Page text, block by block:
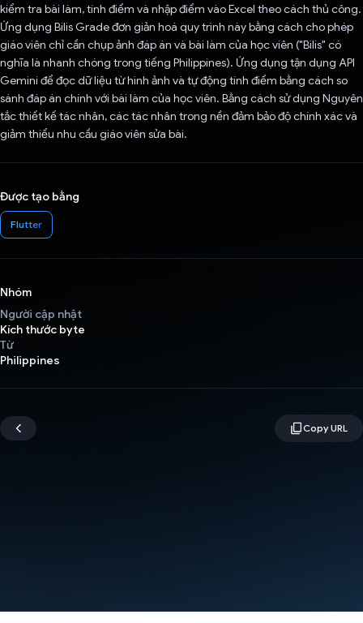
kiểm tra bài làm, tính điểm và nhập điểm vào Excel theo cách thủ công.
Ứng dụng Bilis Grade đơn giản hoá quy trình này bằng cách cho phép
giáo viên chỉ cần chụp ảnh đáp án và bài làm của học viên ("Bilis" có
nghĩa là nhanh chóng trong tiếng Philippines). Ứng dụng tận dụng API
Gemini để đọc dữ liệu từ hình ảnh và tự động tính điểm bằng cách so
sánh đáp án chính với bài làm của học viên. Bằng cách sử dụng Nguyên
tắc thiết kế tác nhân, các tác nhân trong nền đảm bảo độ chính xác và
giảm thiểu nhu cầu giáo viên sửa bài.
Được tạo bằng
Flutter
Nhóm
Người cập nhật
Kích thước byte
Từ
Philippines